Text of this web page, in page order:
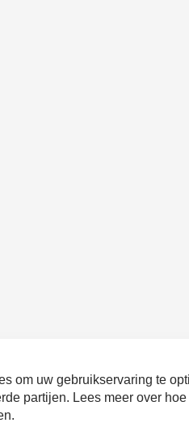
om uw gebruikservaring te
partijen. Lees meer over